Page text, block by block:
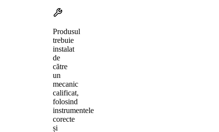
Produsul
trebuie
instalat
de
către
un
mecanic
calificat,
folosind
instrumentele
corecte
și